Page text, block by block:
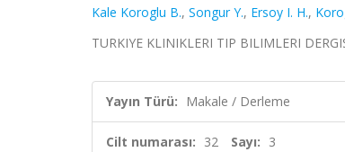
Kale Koroglu B., Songur Y., Ersoy I. H.,
TURKIYE KLINIKLERI TIP BILIMLERI
Yayın Türü: Makale / Derleme
Cilt numarası: 32 Sayı: 3